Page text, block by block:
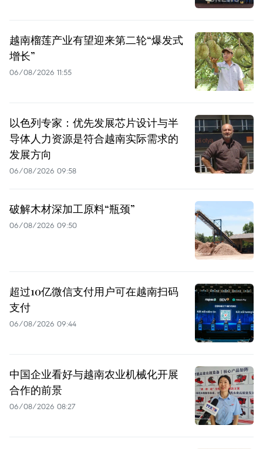
越南榴莲产业有望迎来第二轮“爆发式
增长”
06/08/2026 11:55
以色列专家：优先发展芯片设计与半
导体人力资源是符合越南实际需求的
发展方向
06/08/2026 09:58
破解木材深加工原料“瓶颈”
06/08/2026 09:50
超过10亿微信支付用户可在越南扫码
支付
06/08/2026 09:44
中国企业看好与越南农业机械化开展
合作的前景
06/08/2026 08:27